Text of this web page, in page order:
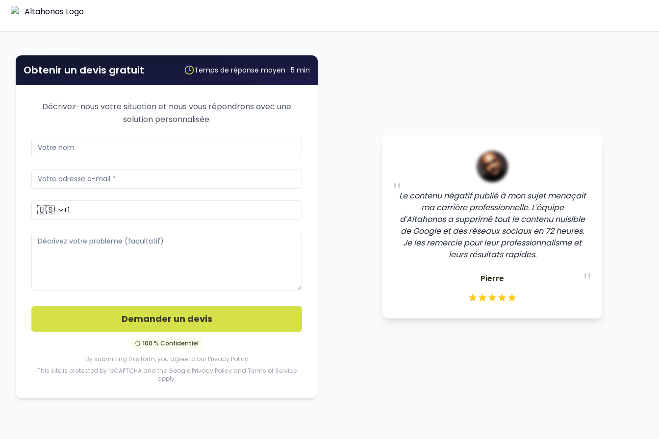
Obtenir un devis gratuit Temps de réponse moyen : 5 min
Décrivez-nous votre situation et nous vous répondrons avec une
solution personnalisée.
🇺🇸
Demander un devis
100 % Confidentiel
By submitting this form, you agree to our Privacy Policy
This site is protected by reCAPTCHA and the Google Privacy Policy and Terms of Service
apply.
"Le contenu négatif publié à mon sujet menaçait
ma carrière professionnelle. L'équipe
d'Altahonos a supprimé tout le contenu nuisible
de Google et des réseaux sociaux en 72 heures.
Je les remercie pour leur professionnalisme et
leurs résultats rapides.
"
Pierre